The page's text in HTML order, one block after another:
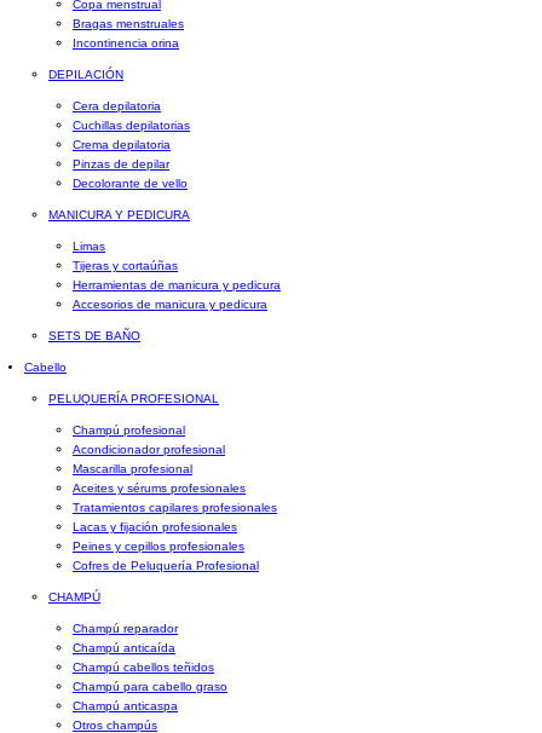
Copa menstrual
Bragas menstruales
Incontinencia orina
DEPILACIÓN
Cera depilatoria
Cuchillas depilatorias
Crema depilatoria
Pinzas de depilar
Decolorante de vello
MANICURA Y PEDICURA
Limas
Tijeras y cortaúñas
Herramientas de manicura y pedicura
Accesorios de manicura y pedicura
SETS DE BAÑO
Cabello
PELUQUERÍA PROFESIONAL
Champú profesional
Acondicionador profesional
Mascarilla profesional
Aceites y sérums profesionales
Tratamientos capilares profesionales
Lacas y fijación profesionales
Peines y cepillos profesionales
Cofres de Peluquería Profesional
CHAMPÚ
Champú reparador
Champú anticaída
Champú cabellos teñidos
Champú para cabello graso
Champú anticaspa
Otros champús